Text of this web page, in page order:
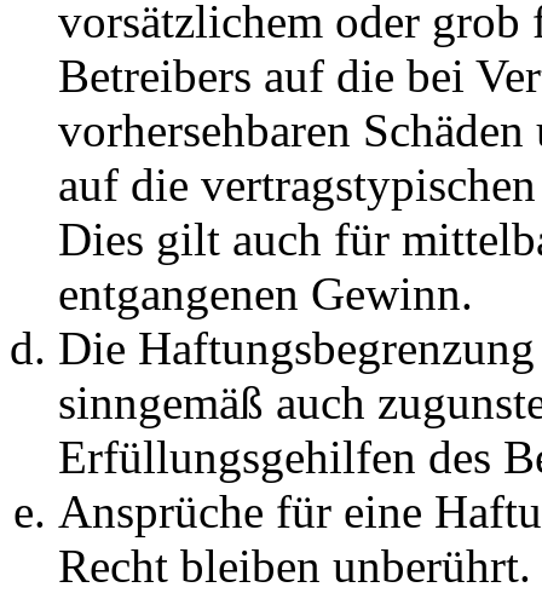
vorsätzlichem oder grob
Betreibers auf die bei
vorhersehbaren
auf die
Dies gilt auch für
entgangenen Gewinn.
Die
sinngemäß auch
Erfüllungsgehilfen des
Ansprüche für eine
Recht bleiben unberührt.